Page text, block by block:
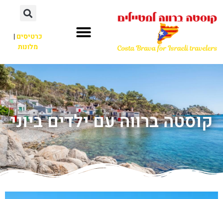
כרטיסים|
מלונות
קוסטה ברווה עם ילדים ביוני